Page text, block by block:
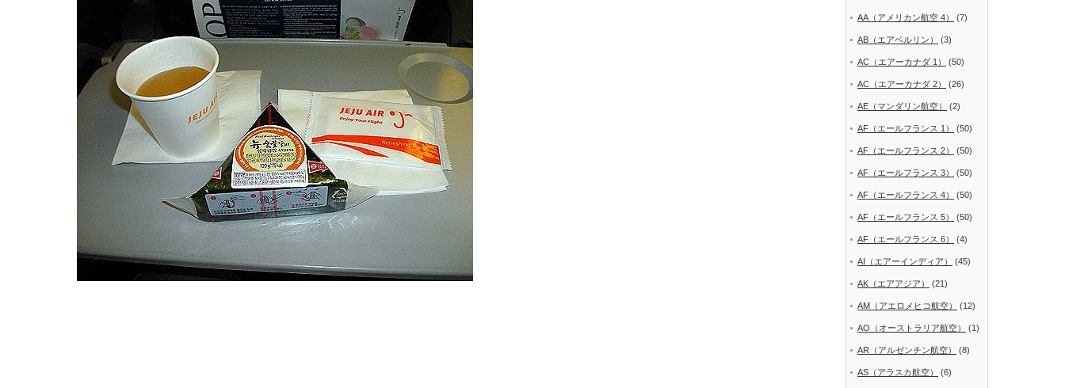
AA（アメリカン航空 4） (7)
AB（エアベルリン） (3)
AC（エアーカナダ 1） (50)
AC（エアーカナダ 2） (26)
AE（マンダリン航空） (2)
AF（エールフランス 1） (50)
AF（エールフランス 2） (50)
AF（エールフランス 3） (50)
AF（エールフランス 4） (50)
AF（エールフランス 5） (50)
AF（エールフランス 6） (4)
AI（エアーインディア） (45)
AK（エアアジア） (21)
AM（アエロメヒコ航空） (12)
AO（オーストラリア航空） (1)
AR（アルゼンチン航空） (8)
AS（アラスカ航空） (6)